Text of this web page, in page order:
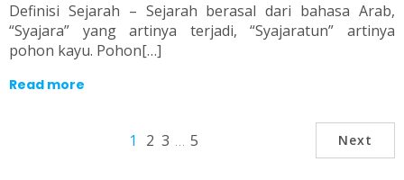
Definisi Sejarah – Sejarah berasal dari bahasa Arab,
“Syajara” yang artinya terjadi, “Syajaratun” artinya
pohon kayu. Pohon[…]
Read more
1 2 3 … 5 Next